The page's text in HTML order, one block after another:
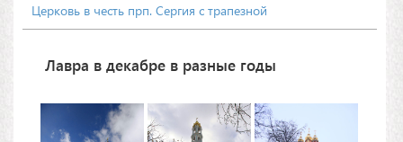
Церковь в честь прп. Сергия с трапезной
Лавра в декабре в разные годы